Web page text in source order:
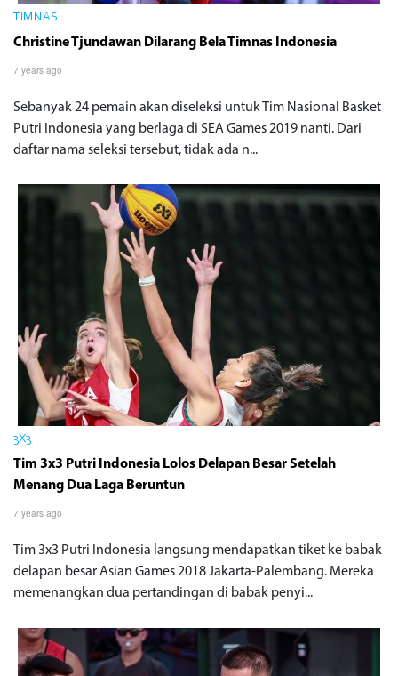
TIMNAS
Christine Tjundawan Dilarang Bela Timnas Indonesia
7 years ago
Sebanyak 24 pemain akan diseleksi untuk Tim Nasional Basket
Putri Indonesia yang berlaga di SEA Games 2019 nanti. Dari
daftar nama seleksi tersebut, tidak ada n...
3X3
Tim 3x3 Putri Indonesia Lolos Delapan Besar Setelah
Menang Dua Laga Beruntun
7 years ago
Tim 3x3 Putri Indonesia langsung mendapatkan tiket ke babak
delapan besar Asian Games 2018 Jakarta-Palembang. Mereka
memenangkan dua pertandingan di babak penyi...